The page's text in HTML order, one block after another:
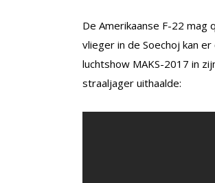
De Amerikaanse F-22 mag
vlieger in de Soechoj kan
luchtshow MAKS-2017 in
straaljager uithaalde: